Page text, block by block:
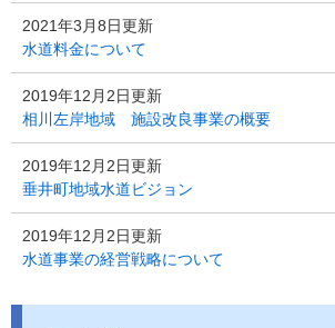
2021年3月8日更新
水道料金について
2019年12月2日更新
相川左岸地域 施設改良事業の概要
2019年12月2日更新
垂井町地域水道ビジョン
2019年12月2日更新
水道事業の経営戦略について